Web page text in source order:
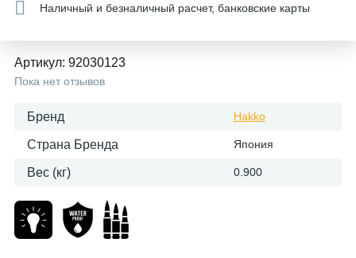
Наличный и безналичный расчет, банковские карты
Артикул: 92030123
Пока нет отзывов
Бренд Hakko
Страна Бренда Япония
Вес (кг) 0.900